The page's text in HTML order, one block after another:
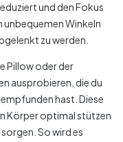
und den Fokus
unbequemen Winkeln
zu werden.
Pillow oder der
ausprobieren, die du
hast. Diese
Körper optimal stützen
So wird es